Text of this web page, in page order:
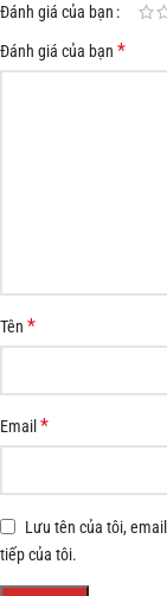
Đánh giá của bạn
Đánh giá của bạn *
Tên *
Email*
Lưu tên của tôi,
tiếp của tôi.